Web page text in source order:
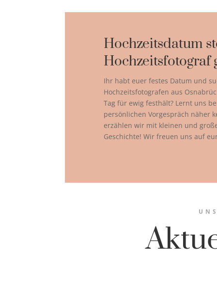
Hochzeitsdatum
Hochzeitsfotograf
Ihr habt euer festes Datum und
Hochzeitsfotografen aus
Tag für ewig festhält? Lernt uns
persönlichen Vorgespräch näher
erzählen wir mit kleinen und
Geschichte! Wir freuen uns auf